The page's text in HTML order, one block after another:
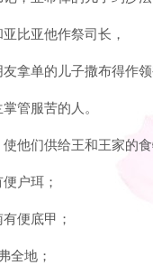
比亚他作祭司长，
拿单的儿子撒布得作领
管服苦的人。
他们供给王和王家的食
户珥；
便底甲；
全地；